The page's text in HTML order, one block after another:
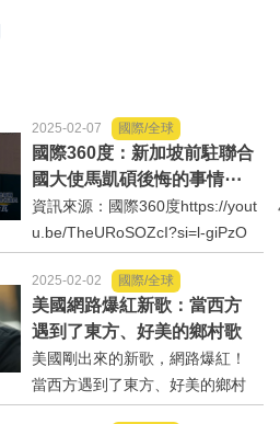
2025-02-07 國際/全球
國際360度：新加坡前駐聯合
國大使馬凱碩後悔的事情⋯
資訊來源：國際360度https://yout
u.be/TheURoSOZcI?si=l-giPzO
Gr4Ant8sq
2025-02-02 國際/全球
美國網路爆紅新歌：當西方
遇到了東方、好美的鄉村歌
曲、從加州大火到小紅
書⋯⋯
美國剛出來的新歌，網路爆紅！
當西方遇到了東方、好美的鄉村
歌曲、從加州大火到小紅書⋯⋯